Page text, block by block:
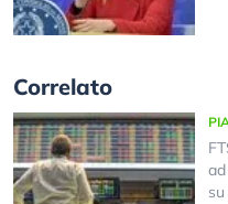
Correlato